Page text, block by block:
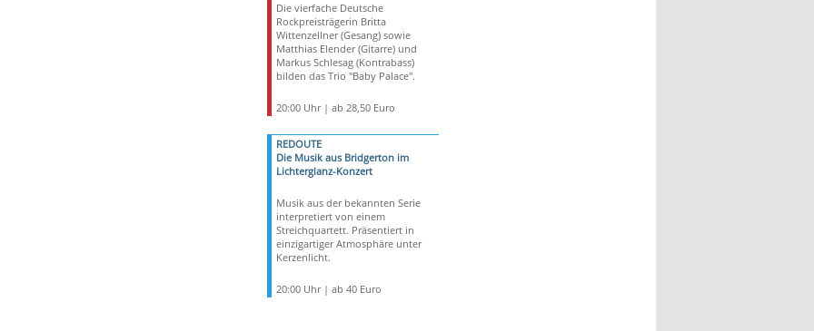
Die vierfache Deutsche
Rockpreisträgerin Britta
Wittenzellner (Gesang) sowie
Matthias Elender (Gitarre) und
Markus Schlesag (Kontrabass)
bilden das Trio "Baby Palace".
20:00 Uhr | ab 28,50 Euro
REDOUTE
Die Musik aus Bridgerton im
Lichterglanz-Konzert
Musik aus der bekannten Serie
interpretiert von einem
Streichquartett. Präsentiert in
einzigartiger Atmosphäre unter
Kerzenlicht.
20:00 Uhr | ab 40 Euro